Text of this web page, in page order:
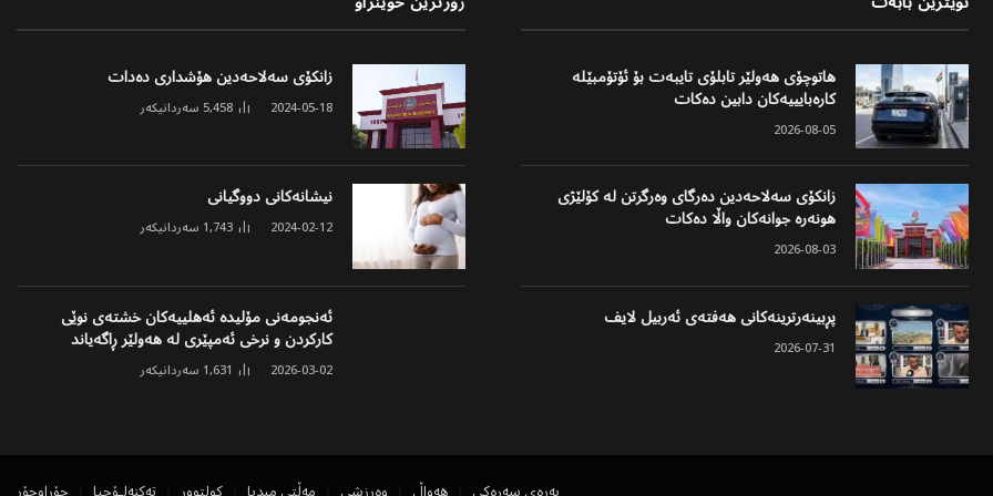
هاتوچۆی هەولێر تابلۆی تایبەت بۆ ئۆتۆمبێلە
کارەبایییەکان دابین دەکات
2026-08-05
زانکۆی سەلاحەدین دەرگای وەرگرتن لە کۆلێژی
هونەرە جوانەکان واڵا دەکات
2026-08-03
پڕبینەرترینەکانی هەفتەی ئەربیل لایف
2026-07-31
زانکۆی سەلاحەدین هۆشداری دەدات
2024-05-18
5,458 سەردانیکەر
نیشانەکانی دووگیانی
2024-02-12
1,743 سەردانیکەر
ئەنجومەنی مۆلیدە ئەهلییەکان خشتەی نوێی
کارکردن و نرخی ئەمپێری لە هەولێر ڕاگەیاند
2026-03-02
1,631 سەردانیکەر